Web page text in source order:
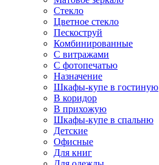
Стекло
Цветное стекло
Пескоструй
Комбинированные
С витражами
С фотопечатью
Назначение
Шкафы-купе в гостиную
В коридор
В прихожую
Шкафы-купе в спальню
Детские
Офисные
Для книг